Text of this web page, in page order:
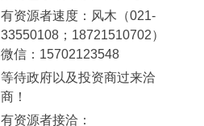
有资源者速度：风木（021-
33550108；18721510702）
微信：15702123548
等待政府以及投资商过来洽
商！
有资源者接洽：